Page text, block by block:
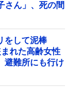
ん」、死の間
をして泥棒
れた高齢女性
難所にも行け